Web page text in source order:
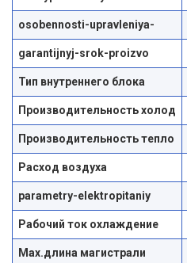
osobennosti-upravleniya-
garantijnyj-srok-proizvo
Тип внутреннего блока
Производительность холод
Производительность тепло
Расход воздуха
parametry-elektropitaniy
Рабочий ток охлаждение
Max.длина магистрали